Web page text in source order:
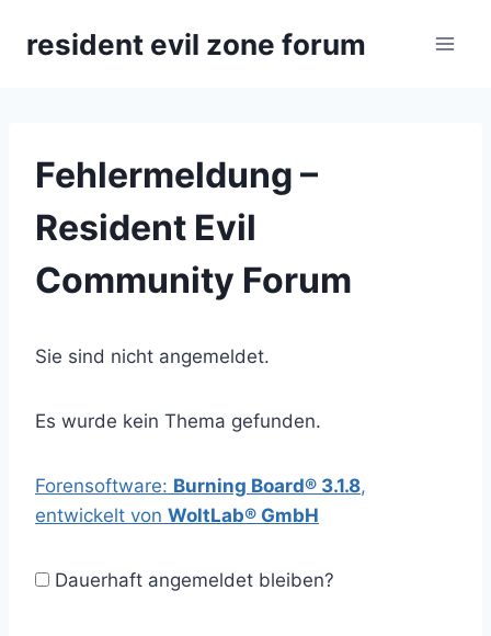
Inhaltresident evil zone forum
Fehlermeldung –
Resident Evil
Community Forum
Sie sind nicht angemeldet.
Es wurde kein Thema gefunden.
Forensoftware: Burning Board® 3.1.8,
entwickelt von WoltLab® GmbH
Dauerhaft angemeldet bleiben?